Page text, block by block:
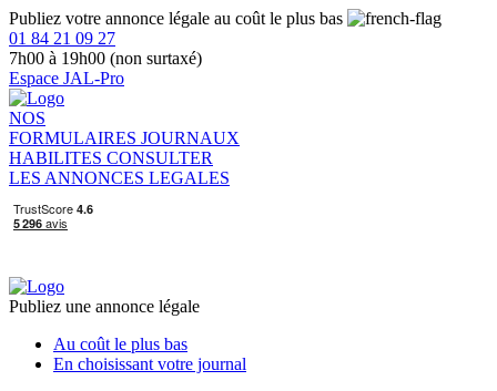
Publiez votre annonce légale au coût le plus bas
01 84 21 09 27
7h00 à 19h00 (non surtaxé)
Espace JAL-Pro
NOS
FORMULAIRES JOURNAUX
HABILITES CONSULTER
LES ANNONCES LEGALES
Publiez une annonce légale
Au coût le plus bas
En choisissant votre journal